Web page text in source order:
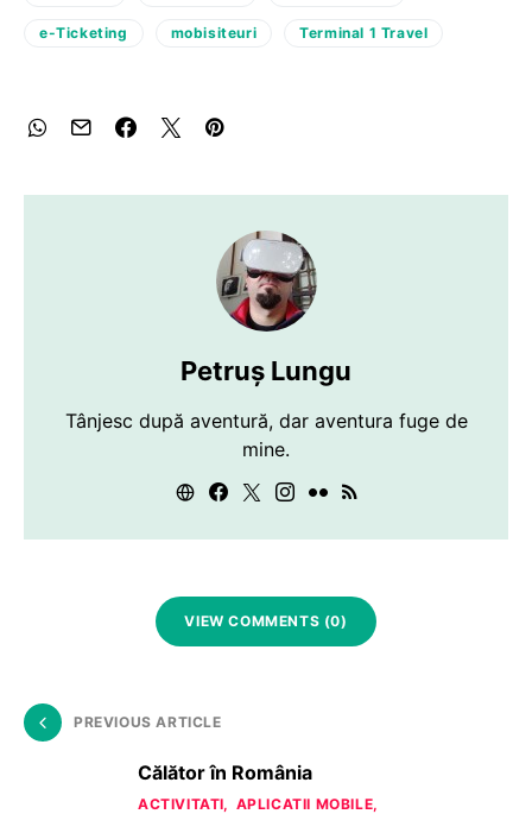
e-Ticketing mobisiteuri Terminal 1 Travel
Petruș Lungu
Tânjesc după aventură, dar aventura fuge de
mine.
VIEW COMMENTS (0)
PREVIOUS ARTICLE
Călător în România
ACTIVITATI
APLICATII MOBILE